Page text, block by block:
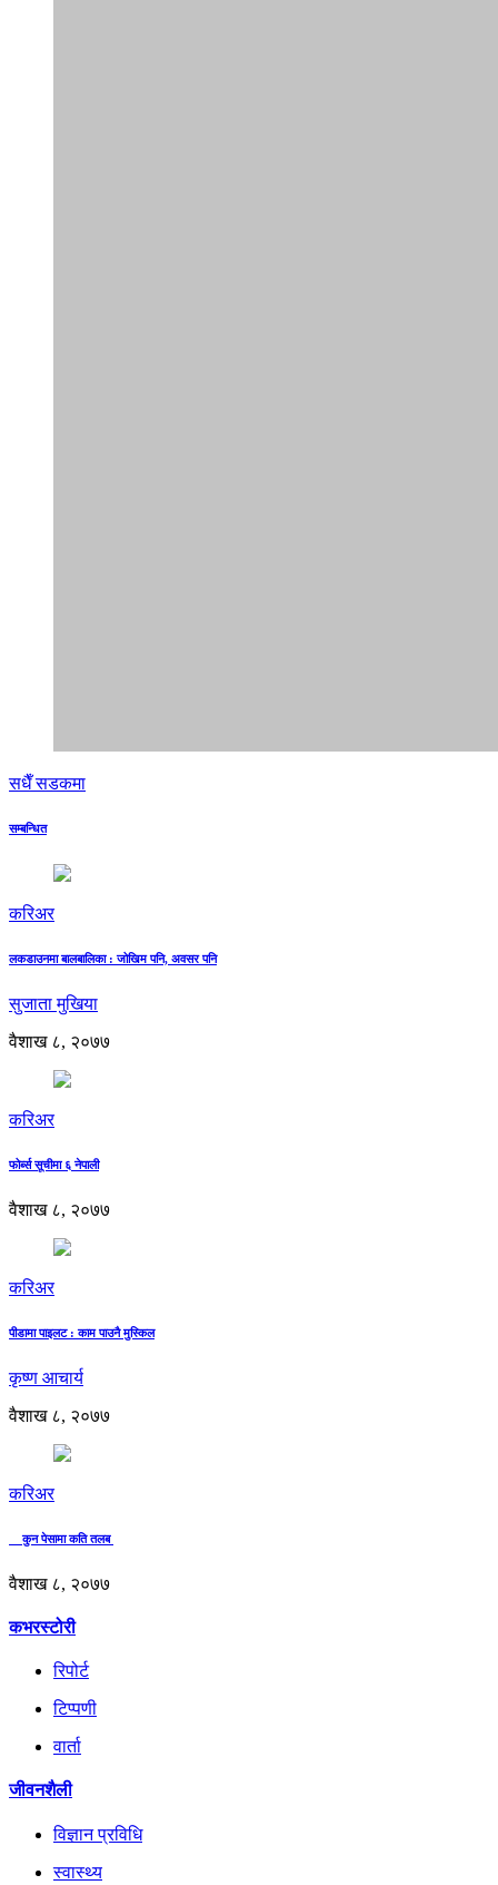
सधैँ सडकमा
सम्बन्धित
करिअर
लकडाउनमा बालबालिका : जोखिम पनि, अवसर पनि
सुजाता मुखिया
वैशाख ८, २०७७
करिअर
फोर्ब्स सूचीमा ६ नेपाली
वैशाख ८, २०७७
करिअर
पीडामा पाइलट : काम पाउनै मुस्किल
कृष्ण आचार्य
वैशाख ८, २०७७
करिअर
कुन पेसामा कति तलब
वैशाख ८, २०७७
कभरस्टोरी
रिपोर्ट
टिप्पणी
वार्ता
जीवनशैली
विज्ञान प्रविधि
स्वास्थ्य